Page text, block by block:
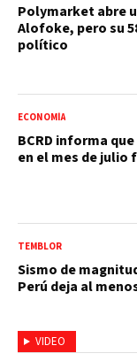
Polymarket abre
Alofoke, pero su
político
ECONOMÍA
BCRD informa
en el mes de julio
VIDEO
TEMBLOR
Sismo de
Perú deja al